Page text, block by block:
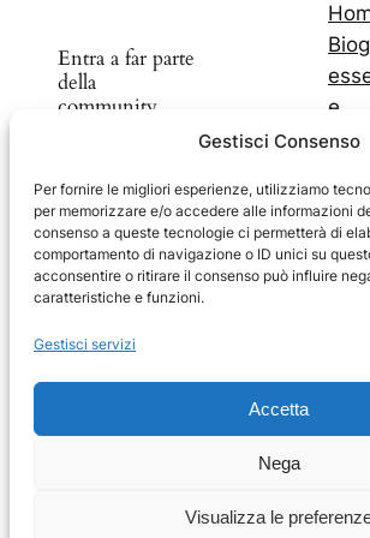
Gestisci Consenso
Per fornire le migliori esperienze, utilizziamo
per memorizzare e/o accedere alle informazioni
consenso a queste tecnologie ci permetterà di
comportamento di navigazione o ID unici su
acconsentire o ritirare il consenso può influire
caratteristiche e funzioni.
Gestisci servizi
Accetta
Nega
Visualizza le
Entra a far parte
della
community
Scopri nuovi
prodotti e
sconti
Facebook InstagramTelegramYouTube Facebook
e
I miei
I
blog
Il
Coockie Policy